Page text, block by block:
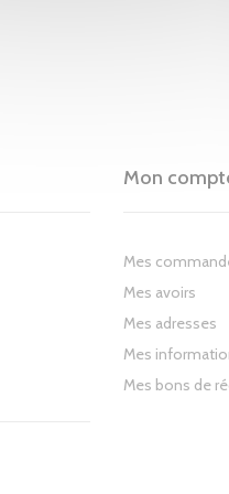
Mon
Mes
Mes avoirs
Mes adresses
Mes
Mes bons de